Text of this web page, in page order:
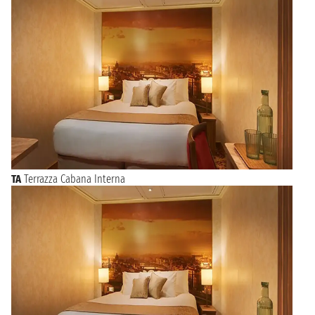
TA Terrazza Cabana Interna